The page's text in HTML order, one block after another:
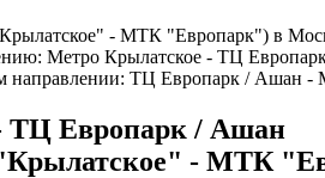
- МТК "Европарк") в
Метро Крылатское - ТЦ
направлении: ТЦ Европарк / Ашан -
ТЦ Европарк / Ашан
- МТК